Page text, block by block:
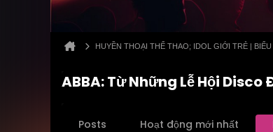
HUYỀN THOẠI THỂ THAO; IDOL GIỚI TRẺ |
ABBA: Từ Những Lễ Hội
Posts Hoạt động mới nhất